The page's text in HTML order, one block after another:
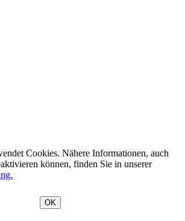
Cookies. Nähere Informationen, auch
können, finden Sie in unserer
OK